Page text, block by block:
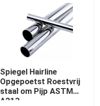
Spiegel Hairline
Opgepoetst Roestvrij
staal om Pijp ASTM
A213